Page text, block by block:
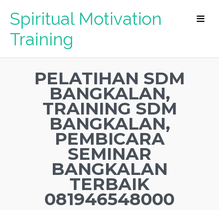
Spiritual Motivation
Training
PELATIHAN SDM
BANGKALAN,
TRAINING SDM
BANGKALAN,
PEMBICARA
SEMINAR
BANGKALAN
TERBAIK
081946548000